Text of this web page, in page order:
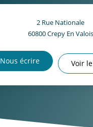
2 Rue Nationale
60800Crepy En Valois
Nous écrire Voir